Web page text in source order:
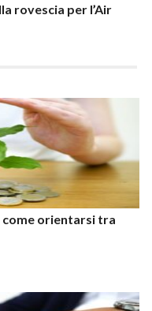
rovescia per l’Air
come orientarsi tra